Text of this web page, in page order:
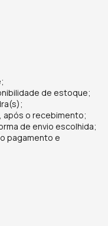
de estoque;
após o recebimento;
de envio escolhida;
pagamento e